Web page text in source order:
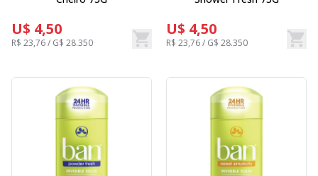
U$ 4,50
R$ 23,76 / G$ 28.350
U$ 4,50
R$ 23,76 / G$ 28.350